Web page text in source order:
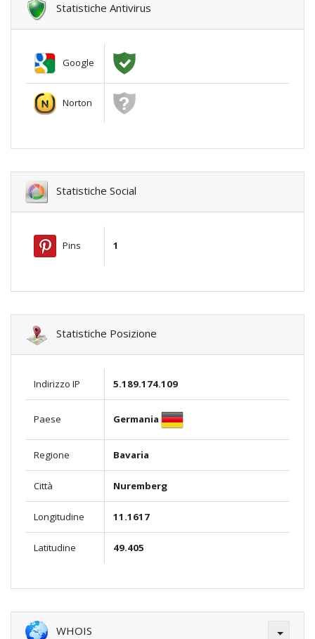
Statistiche Antivirus
Google
Norton
Statistiche Social
Pins 1
Statistiche Posizione
Indirizzo IP 5.189.174.109
Paese Germania
Regione Bavaria
Città Nuremberg
Longitudine 11.1617
Latitudine 49.405
WHOIS